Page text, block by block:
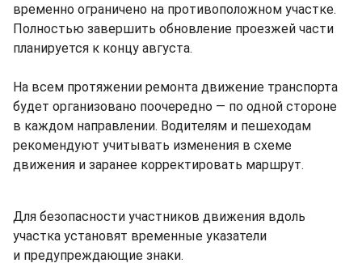
временно ограничено на противоположном участке.
Полностью завершить обновление проезжей части
планируется к концу августа.
На всем протяжении ремонта движение транспорта
будет организовано поочередно — по одной стороне
в каждом направлении. Водителям и пешеходам
рекомендуют учитывать изменения в схеме
движения и заранее корректировать маршрут.
Для безопасности участников движения вдоль
участка установят временные указатели
и предупреждающие знаки.